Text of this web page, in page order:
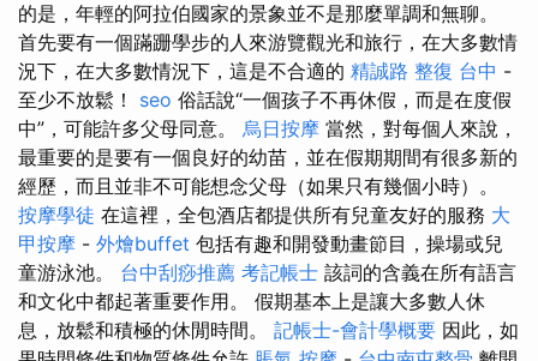
的是，年輕的阿拉伯國家的景象並不是那麼單調和無聊。
首先要有一個蹣跚學步的人來游覽觀光和旅行，在大多數情
況下，在大多數情況下，這是不合適的 精誠路 整復 台中 -
至少不放鬆！ seo 俗話說“一個孩子不再休假，而是在度假
中”，可能許多父母同意。 烏日按摩 當然，對每個人來說，
最重要的是要有一個良好的幼苗，並在假期期間有很多新的
經歷，而且並非不可能想念父母（如果只有幾個小時）。
按摩學徒 在這裡，全包酒店都提供所有兒童友好的服務 大
甲按摩 - 外燴buffet 包括有趣和開發動畫節目，操場或兒
童游泳池。 台中刮痧推薦 考記帳士 該詞的含義在所有語言
和文化中都起著重要作用。 假期基本上是讓大多數人休
息，放鬆和積極的休閒時間。 記帳士-會計學概要 因此，如